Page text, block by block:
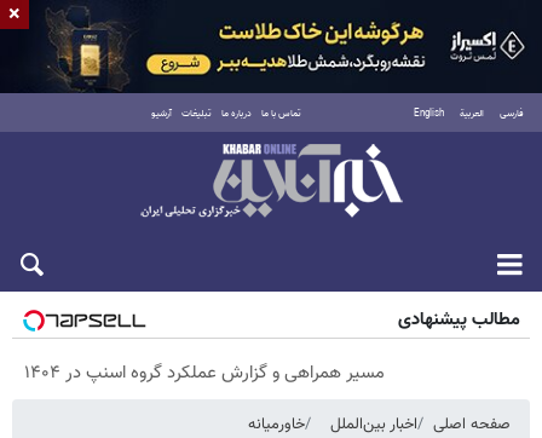
فارسی العربية English تماس با ما درباره ما تبلیغات آرشیو
پنجشنبه ۱۵ مرداد ۱۴۰۵
مطالب پیشنهادی
مسیر همراهی و گزارش عملکرد گروه اسنپ در ۱۴۰۴
صفحه اصلی اخبار بین‌الملل خاورمیانه
×